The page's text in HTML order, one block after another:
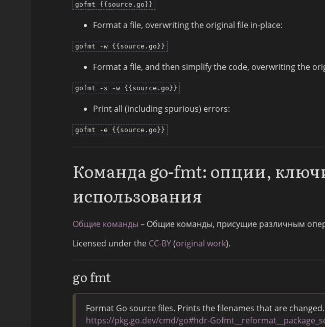
gofmt {{source.go}}
Format a file, overwriting the original file in-place:
gofmt -w {{source.go}}
Format a file, and then simplify the code, overwriting the
gofmt -s -w {{source.go}}
Print all (including spurious) errors:
gofmt -e {{source.go}}
Команда go-fmt: опции,
использования
Общие команды – Общие команды, присущие различным
Licensed under the CC-BY(original work).
go fmt
Format Go source files. Prints the filenames that are
https://pkg.go.dev/cmd/go#hdr-